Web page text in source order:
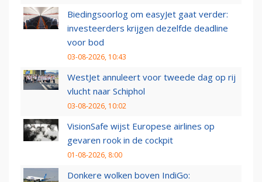
Biedingsoorlog om easyJet gaat verder:
investeerders krijgen dezelfde deadline
voor bod
03-08-2026, 10:43
WestJet annuleert voor tweede dag op rij
vlucht naar Schiphol
03-08-2026, 10:02
VisionSafe wijst Europese airlines op
gevaren rook in de cockpit
01-08-2026, 8:00
Donkere wolken boven IndiGo: